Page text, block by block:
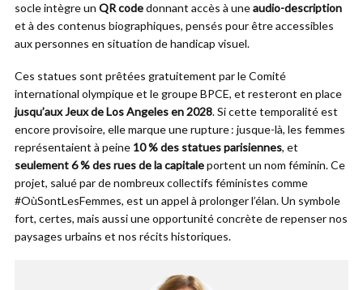
socle intègre un QR codedonnant accès à uneaudio-description
et à des contenus biographiques, pensés pour être accessibles
aux personnes en situation de handicap visuel.
Ces statues sont prêtées gratuitement par le Comité
international olympique et le groupe BPCE, et resteront en place
jusqu’aux Jeux de Los Angeles en 2028. Si cette temporalité est
encore provisoire, elle marque une rupture : jusque-là, les femmes
représentaient à peine 10 % des statues parisiennes, et
seulement 6 % des rues de la capitaleportent un nom féminin. Ce
projet, salué par de nombreux collectifs féministes comme
#OùSontLesFemmes, est un appel à prolonger l’élan. Un symbole
fort, certes, mais aussi une opportunité concrète de repenser nos
paysages urbains et nos récits historiques.